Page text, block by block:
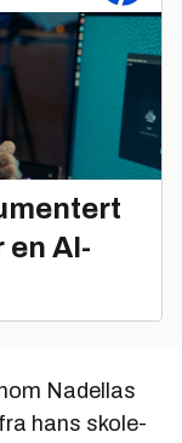
AI-
Nadellas
hans skole-